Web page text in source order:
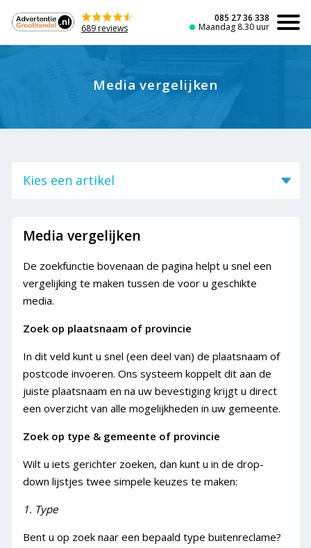
de
inhoud
689 reviews
085 27 36 338
Maandag 8.30 uur
Media vergelijken
Kies een artikel
Media vergelijken
Bestelstatussen
Bestelling annuleren
Media vergelijken
Bestelproces
Bestelstatussen
Bestelling annuleren
Advertentiegroothandel
Wat doen wij?
Media vergelijken
De zoekfunctie bovenaan de pagina helpt u snel een
vergelijking te maken tussen de voor u geschikte
media.
Zoek op plaatsnaam of provincie
In dit veld kunt u snel (een deel van) de plaatsnaam of
postcode invoeren. Ons systeem koppelt dit aan de
juiste plaatsnaam en na uw bevestiging krijgt u direct
een overzicht van alle mogelijkheden in uw gemeente.
Zoek op type & gemeente of provincie
Wilt u iets gerichter zoeken, dan kunt u in de drop-
down lijstjes twee simpele keuzes te maken:
1. Type
Bent u op zoek naar een bepaald type buitenreclame?